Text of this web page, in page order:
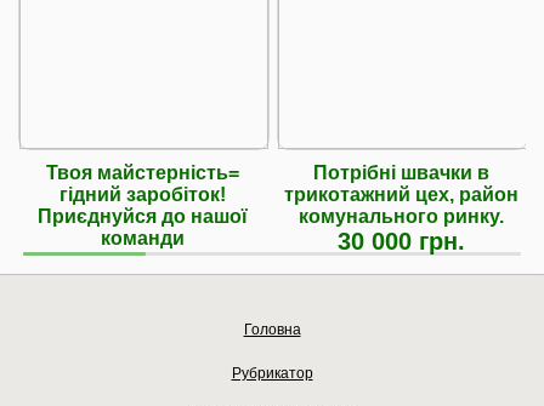
Твоя майстерність=
гідний заробіток!
Приєднуйся до нашої
команди
Потрібні швачки в
трикотажний цех, район
комунального ринку.
30 000 грн.
Головна
Рубрикатор